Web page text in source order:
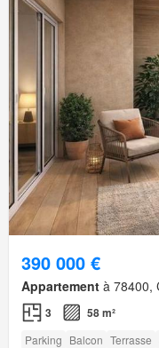
390 000 €
Appartement à 78400,
3 58 m²
Parking Balcon Terrasse